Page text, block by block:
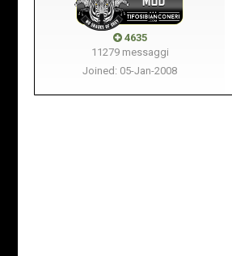
4635
11279 messaggi
Joined: 05-Jan-2008